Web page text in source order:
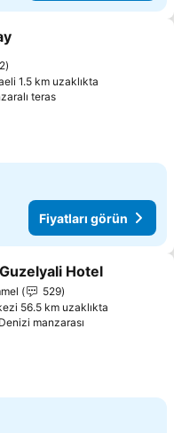
ekle
1.5 km uzaklıkta
terasFiyatları görün
Fiyatları görün
ekle
Hotel
529
56.5 km uzaklıkta
manzarası